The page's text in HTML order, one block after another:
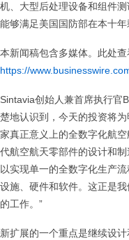
机、大型后处理设备和组件
能够满足美国国防部在本十年
本新闻稿包含多媒体。此处查
https://
Sintavia创始人兼首席执行官
楚地认识到，今天的投资将
家真正意义上的全数字化航
代航空航天零部件的设计和
以实现单一的全数字化生产
设施、硬件和软件。这正是
的工作。”
新扩展的一个重点是继续设